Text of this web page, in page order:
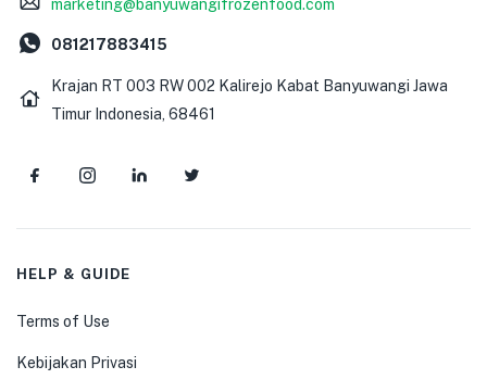
marketing@banyuwangifrozenfood.com
081217883415
Krajan RT 003 RW 002 Kalirejo Kabat Banyuwangi Jawa
Timur Indonesia, 68461
HELP & GUIDE
Terms of Use
Kebijakan Privasi